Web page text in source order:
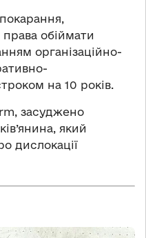
обіймати
організаційно-
на 10 років.
засуджено
який
дислокації